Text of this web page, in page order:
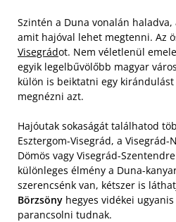
Szintén a Duna vonalán
amit hajóval lehet megtenni. Az
Visegrádot. Nem véletlenül
egyik legelbűvölőbb magyar
külön is beiktatni egy
megnézni azt.
Hajóutak sokaságát találhatod
Esztergom-Visegrád, a Visegrád-
Dömös vagy Visegrád-
különleges élmény a Duna-
szerencsénk van, kétszer is
Börzsöny hegyes vidékei
parancsolni tudnak.